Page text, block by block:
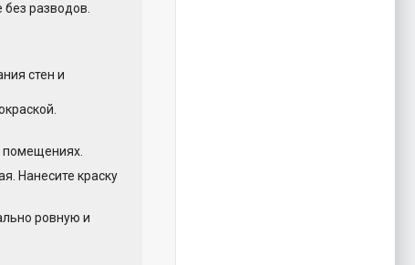
разводов.
стен и
помещениях.
Нанесите краску
ровную и